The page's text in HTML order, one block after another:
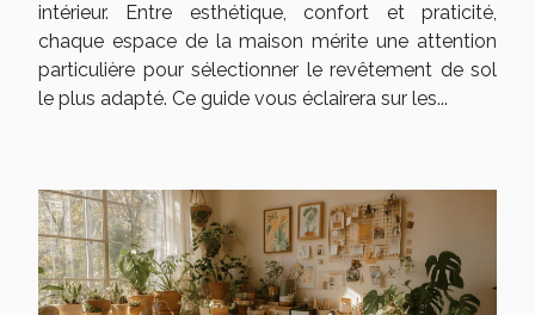
intérieur. Entre esthétique, confort et praticité,
chaque espace de la maison mérite une attention
particulière pour sélectionner le revêtement de sol
le plus adapté. Ce guide vous éclairera sur les...